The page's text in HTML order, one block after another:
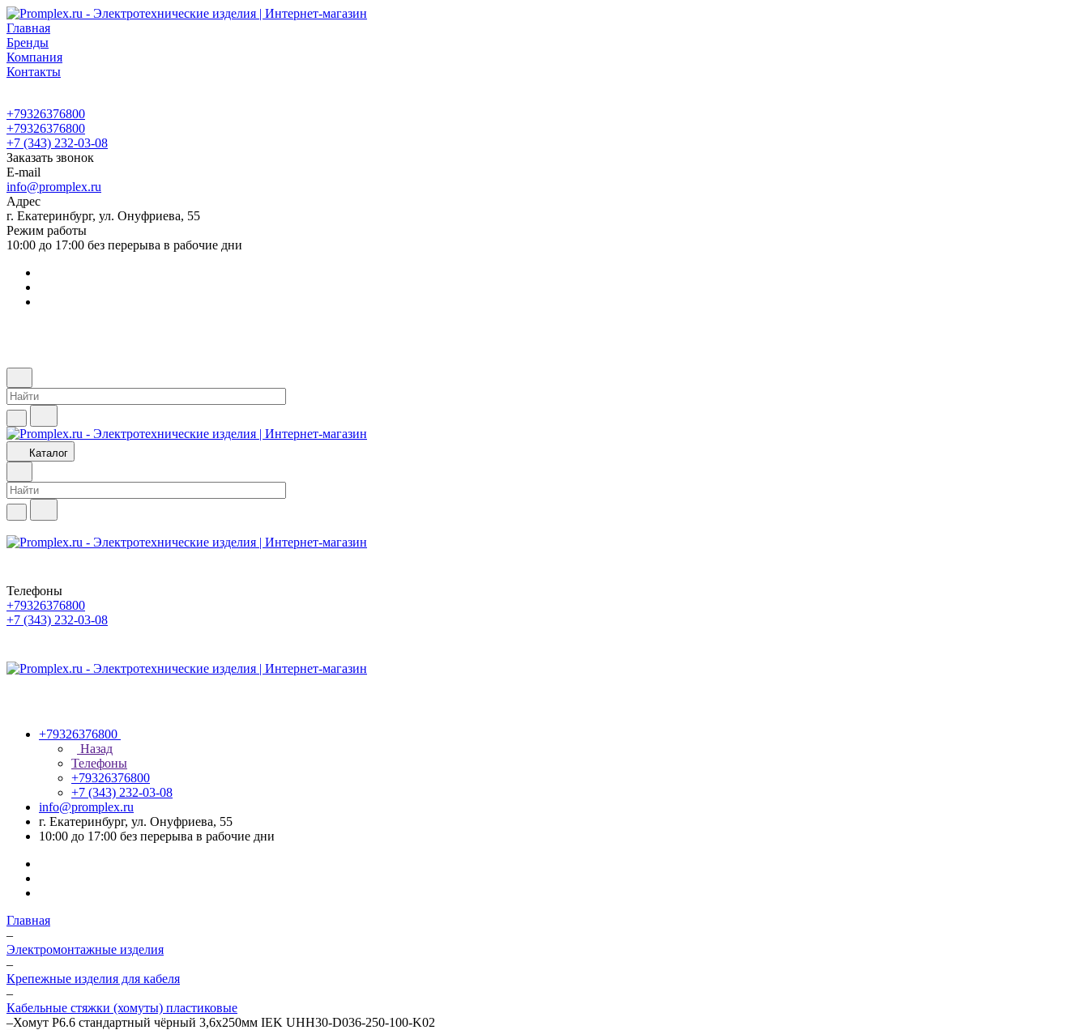
Главная
Бренды
Компания
Контакты
+79326376800
+79326376800
+7 (343) 232-03-08
Заказать звонок
E-mail
info@promplex.ru
Адрес
г. Екатеринбург, ул. Онуфриева, 55
Режим работы
10:00 до 17:00 без перерыва в рабочие дни
Каталог
Телефоны
+79326376800
+7 (343) 232-03-08
+79326376800
Назад
Телефоны
+79326376800
+7 (343) 232-03-08
info@promplex.ru
г. Екатеринбург, ул. Онуфриева, 55
10:00 до 17:00 без перерыва в рабочие дни
Главная
–
Электромонтажные изделия
–
Крепежные изделия для кабеля
–
Кабельные стяжки (хомуты) пластиковые
–Хомут P6.6 стандартный чёрный 3,6х250мм IEK UHH30-D036-250-100-K02